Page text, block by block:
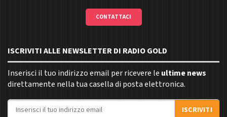
CONTATTACI
ISCRIVITI ALLE NEWSLETTER DI RADIO GOLD
Inserisci il tuo indirizzo email per ricevere le ultime news
direttamente nella tua casella di posta elettronica.
Indirizzo email
ISCRIVITI